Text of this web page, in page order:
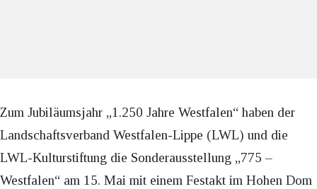
Zum Jubiläumsjahr „1.250 Jahre Westfalen“ haben der
Landschaftsverband Westfalen-Lippe (LWL) und die
LWL-Kulturstiftung die Sonderausstellung „775 –
Westfalen“ am 15. Mai mit einem Festakt im Hohen Dom